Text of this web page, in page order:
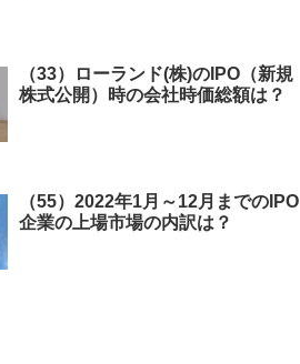
（33）ローランド(株)のIPO（新規
株式公開）時の会社時価総額は？
（55）2022年1月～12月までのIPO
企業の上場市場の内訳は？